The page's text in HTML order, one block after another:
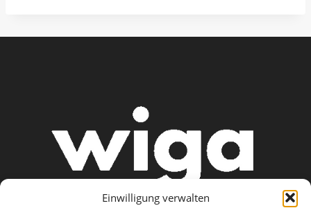
Einwilligung verwalten